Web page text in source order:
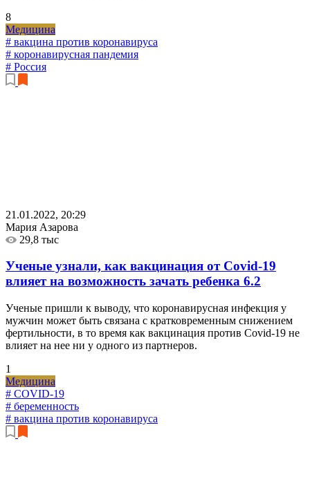
8
Медицина
# вакцина против коронавируса
# коронавирусная пандемия
# Россия
21.01.2022, 20:29
Мария Азарова
29,8 тыс
Ученые узнали, как вакцинация от Covid-19
влияет на возможность зачать ребенка 6.2
Ученые пришли к выводу, что коронавирусная инфекция у
мужчин может быть связана с кратковременным снижением
фертильности, в то время как вакцинация против Covid-19 не
влияет на нее ни у одного из партнеров.
1
Медицина
# COVID-19
# беременность
# вакцина против коронавируса